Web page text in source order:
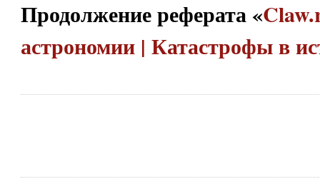
Продолжение реферата «
астрономии | Катастрофы в